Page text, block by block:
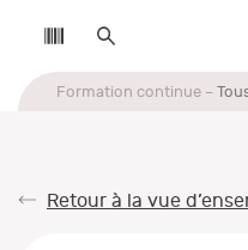
Formation continue
Retour à la vue